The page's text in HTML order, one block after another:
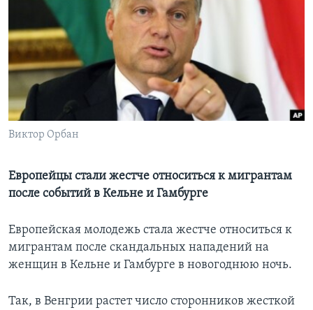
Learning English
СОЦИАЛЬНЫЕ СЕТИ
Языки
Виктор Орбан
Европейцы стали жестче относиться к мигрантам
после событий в Кельне и Гамбурге
Европейская молодежь стала жестче относиться к
мигрантам после скандальных нападений на
женщин в Кельне и Гамбурге в новогоднюю ночь.
Так, в Венгрии растет число сторонников жесткой